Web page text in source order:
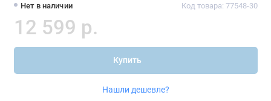
Нет в наличии Код товара: 77548-30
12 599 р.
Купить
Нашли дешевле?